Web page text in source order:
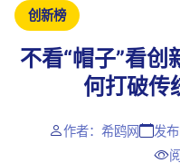
创新榜
不看“帽子”看
何打破传
作者：希鸥网
发